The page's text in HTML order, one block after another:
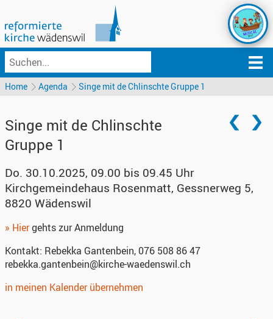
Home Agenda Singe mit de Chlinschte Gruppe 1
Singe mit de Chlinschte
Gruppe 1
Do. 30.10.2025, 09.00 bis 09.45 Uhr
Kirchgemeindehaus Rosenmatt, Gessnerweg 5,
8820 Wädenswil
» Hiergehts zur Anmeldung
Kontakt: Rebekka Gantenbein, 076 508 86 47‬
rebekka.gantenbein@kirche-waedenswil.ch
in meinen Kalender übernehmen